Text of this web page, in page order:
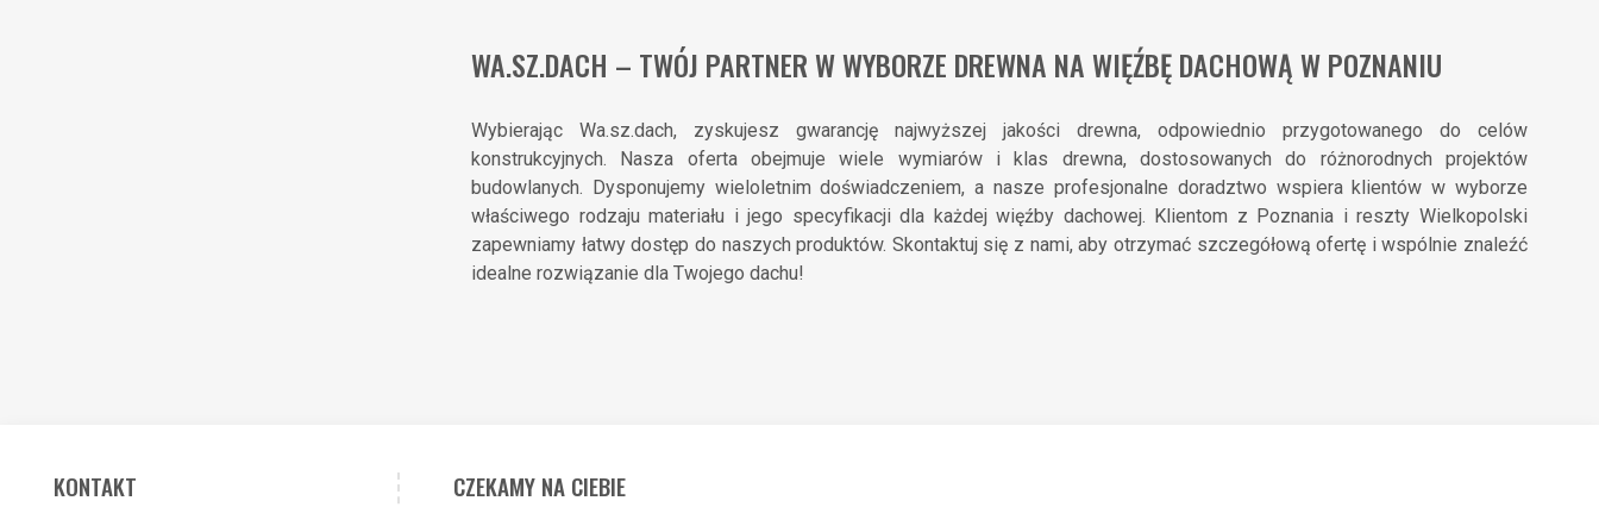
WA.SZ.DACH – TWÓJ PARTNER W WYBORZE DREWNA NA WIĘŹBĘ DACHOWĄ W POZNANIU
Wybierając Wa.sz.dach, zyskujesz gwarancję najwyższej jakości drewna, odpowiednio przygotowanego do celów
konstrukcyjnych. Nasza oferta obejmuje wiele wymiarów i klas drewna, dostosowanych do różnorodnych projektów
budowlanych. Dysponujemy wieloletnim doświadczeniem, a nasze profesjonalne doradztwo wspiera klientów w wyborze
właściwego rodzaju materiału i jego specyfikacji dla każdej więźby dachowej. Klientom z Poznania i reszty Wielkopolski
zapewniamy łatwy dostęp do naszych produktów. Skontaktuj się z nami, aby otrzymać szczegółową ofertę i wspólnie znaleźć
idealne rozwiązanie dla Twojego dachu!
KONTAKT CZEKAMY NA CIEBIE